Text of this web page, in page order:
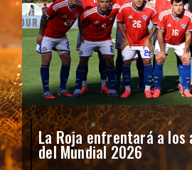
La Roja enfrentará a
del Mundial 2026